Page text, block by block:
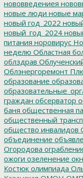
нововведениея
новые люди новые
новый год_2022
новый_год_2024
питания норовирус
неделю Областная
облздрав
Облэнергоремонт
образование
граждан обсерватор
баня общественная
общественный
общество инвалидов
объединение
Огородова
ожоги озеленение
Костюк олимпиада